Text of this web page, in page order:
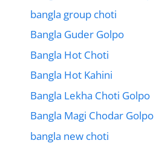
bangla group choti
Bangla Guder Golpo
Bangla Hot Choti
Bangla Hot Kahini
Bangla Lekha Choti Golpo
Bangla Magi Chodar Golpo
bangla new choti